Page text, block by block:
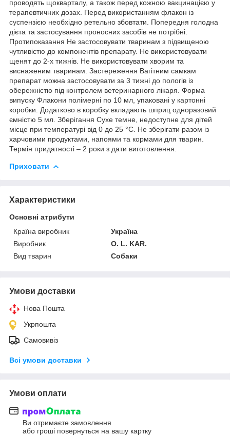
проводять щокварталу, а також перед кожною вакцинацією у
терапевтичних дозах. Перед використанням флакон із
суспензією необхідно ретельно збовтати. Попередня голодна
дієта та застосування проносних засобів не потрібні.
Протипоказання Не застосовувати тваринам з підвищеною
чутливістю до компонентів препарату. Не використовувати
щенят до 2-х тижнів. Не використовувати хворим та
виснаженим тваринам. Застереження Вагітним самкам
препарат можна застосовувати за 3 тижні до пологів із
обережністю під контролем ветеринарного лікаря. Форма
випуску Флакони полімерні по 10 мл, упаковані у картонні
коробки. Додатково в коробку вкладають шприц одноразовий
ємністю 5 мл. Зберігання Сухе темне, недоступне для дітей
місце при температурі від 0 до 25 °С. Не зберігати разом із
харчовими продуктами, напоями та кормами для тварин.
Термін придатності – 2 роки з дати виготовлення.
Приховати
Характеристики
Основні атрибути
Країна виробник
Україна
Виробник
O. L. KAR.
Вид тварин
Собаки
Умови доставки
Нова Пошта
Укрпошта
Самовивіз
Всі умови доставки
Умови оплати
Ви отримаєте замовлення
або гроші повернуться на вашу картку